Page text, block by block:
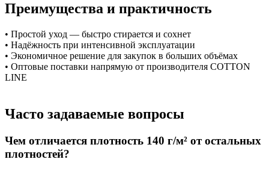
Преимущества и практичность
• Простой уход — быстро стирается и сохнет
• Надёжность при интенсивной эксплуатации
• Экономичное решение для закупок в больших объёмах
• Оптовые поставки напрямую от производителя COTTON
LINE
Часто задаваемые вопросы
Чем отличается плотность 140 г/м² от остальных
плотностей?